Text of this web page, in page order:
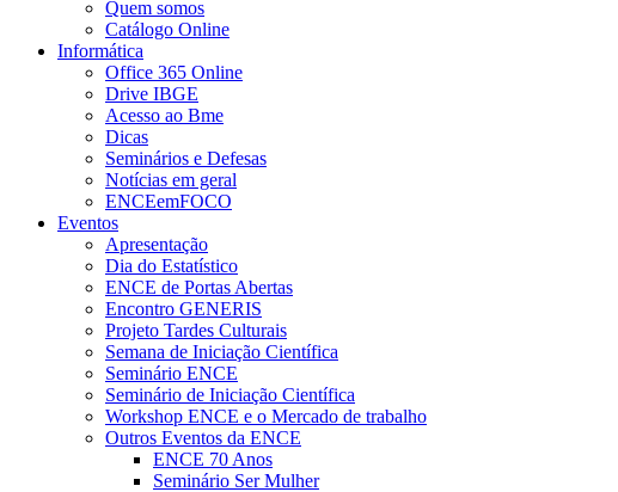
Quem somos
Catálogo Online
Informática
Office 365 Online
Drive IBGE
Acesso ao Bme
Dicas
Seminários e Defesas
Notícias em geral
ENCEemFOCO
Eventos
Apresentação
Dia do Estatístico
ENCE de Portas Abertas
Encontro GENERIS
Projeto Tardes Culturais
Semana de Iniciação Científica
Seminário ENCE
Seminário de Iniciação Científica
Workshop ENCE e o Mercado de trabalho
Outros Eventos da ENCE
ENCE 70 Anos
Seminário Ser Mulher